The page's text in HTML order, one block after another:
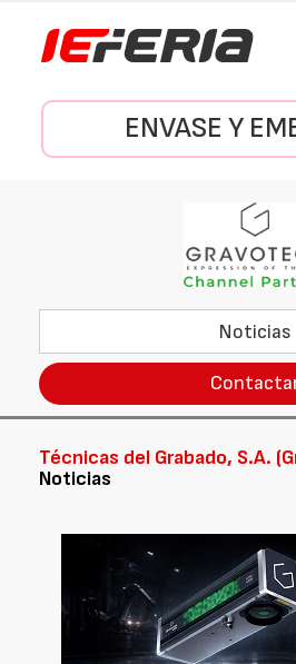
ENVASE Y
Noticias
Técnicas del Grabado, S.A.
Noticias